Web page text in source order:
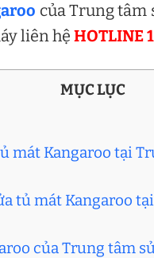
của Trung tâm
liên hệ HOTLINE
MỤC LỤC
mát Kangaroo tại
tủ mát Kangaroo
của Trung tâm